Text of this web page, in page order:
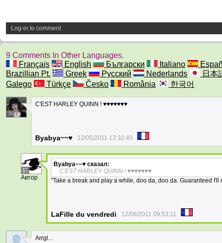
Log-in to comment
9 Comments In Other Languages.
Français
English Български Italiano
Brazillian Pt.
Greek Русский Nederlands
日本
Galego
Türkçe Česko România 한국어
36
C'EST HARLEY QUINN ! ♥♥♥♥♥♥♥
Byabya~~♥ 12/05/2011 12:32:45
17
Автор
Byabya~~♥ сказал:
C'EST HARLEY QUINN ! ♥♥♥♥♥♥♥
"Take a break and play a while, doo da, doo da. Guaranteed I'll
LaFille du vendredi 12/06/2011 09:53:11
Arrgl...